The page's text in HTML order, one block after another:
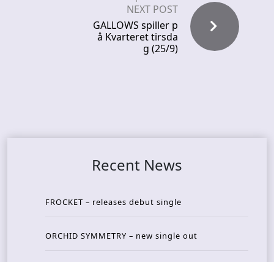
NEXT POST
GALLOWS spiller p
å Kvarteret tirsda
g (25/9)
Recent News
FROCKET – releases debut single
ORCHID SYMMETRY – new single out